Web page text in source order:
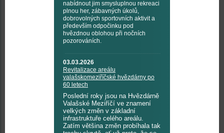
nabídnout jim smysluplnou rekreaci
plnou her, zábavných úkolů,
dobrovolných sportovních aktivit a
především odpočinku pod
hvězdnou oblohou při nočních
pozorováních.
03.03.2026
Revitalizace areálu
valašskomeziříčské hvězdárny po
60 letech
Poslední roky jsou na Hvězdárně
Valašské Meziříčí ve znamení
velkých změn v základní
infrastruktuře celého areálu.
Zatím většina změn probíhala tak